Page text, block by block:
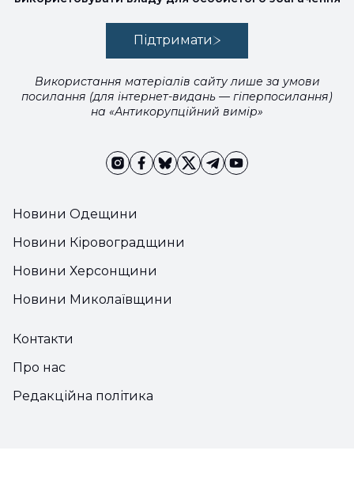
Новини Одещини
Новини Кіровоградщини
Новини Херсонщини
Новини Миколаївщини
Підтримати
Використання матеріалів сайту лише за умови
посилання (для інтернет-видань — гіперпосилання)
на «Антикорупційний вимір»
Контакти
Про нас
Редакційна політика